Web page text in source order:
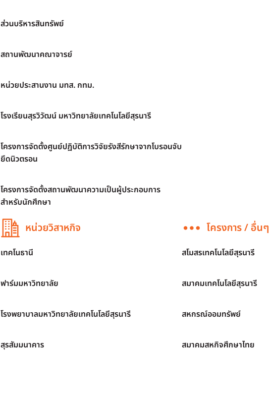
ส่วนบริหารสินทรัพย์
สถานพัฒนาคณาจารย์
หน่วยประสานงาน มทส. กทม.
โรงเรียนสุรวิวัฒน์ มหาวิทยาลัยเทคโนโลยีสุรนารี
โครงการจัดตั้งศูนย์ปฏิบัติการวิจัยรังสีรักษาจากโบรอนจับ
ยึดนิวตรอน
โครงการจัดตั้งสถานพัฒนาความเป็นผู้ประกอบการ
สำหรับนักศึกษา
หน่วยวิสาหกิจ
เทคโนธานี
ฟาร์มมหาวิทยาลัย
โรงพยาบาลมหาวิทยาลัยเทคโนโลยีสุรนารี
สุรสัมมนาคาร
โครงการ / อื่นๆ
สโมสรเทคโนโลยีสุรนารี
สมาคมเทคโนโลยีสุรนารี
สหกรณ์ออมทรัพย์
สมาคมสหกิจศึกษาไทย